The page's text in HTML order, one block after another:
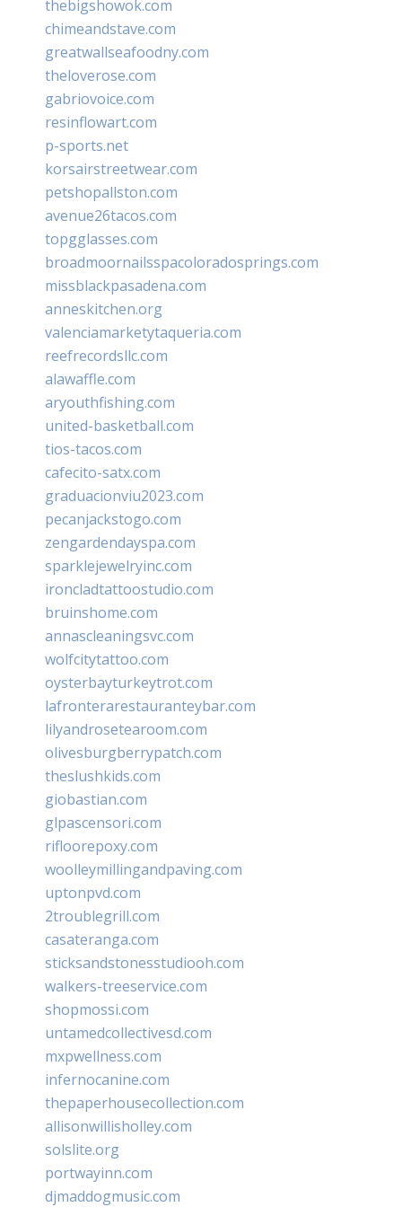
thebigshowok.com
chimeandstave.com
greatwallseafoodny.com
theloverose.com
gabriovoice.com
resinflowart.com
p-sports.net
korsairstreetwear.com
petshopallston.com
avenue26tacos.com
topgglasses.com
broadmoornailsspacoloradosprings.com
missblackpasadena.com
anneskitchen.org
valenciamarketytaqueria.com
reefrecordsllc.com
alawaffle.com
aryouthfishing.com
united-basketball.com
tios-tacos.com
cafecito-satx.com
graduacionviu2023.com
pecanjackstogo.com
zengardendayspa.com
sparklejewelryinc.com
ironcladtattoostudio.com
bruinshome.com
annascleaningsvc.com
wolfcitytattoo.com
oysterbayturkeytrot.com
lafronterarestauranteybar.com
lilyandrosetearoom.com
olivesburgberrypatch.com
theslushkids.com
giobastian.com
glpascensori.com
rifloorepoxy.com
woolleymillingandpaving.com
uptonpvd.com
2troublegrill.com
casateranga.com
sticksandstonesstudiooh.com
walkers-treeservice.com
shopmossi.com
untamedcollectivesd.com
mxpwellness.com
infernocanine.com
thepaperhousecollection.com
allisonwillisholley.com
solslite.org
portwayinn.com
djmaddogmusic.com